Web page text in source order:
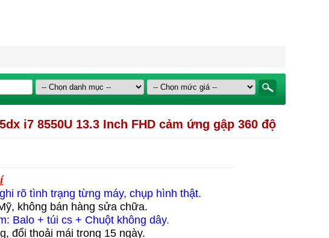
i7 8550U 13.3 Inch FHD cảm ứng gập 360 độ
rõ tình trạng từng máy, chụp hình thật.
không bán hàng sửa chữa.
Balo + túi cs + Chuột không dây.
đổi thoải mái trong 15 ngày.